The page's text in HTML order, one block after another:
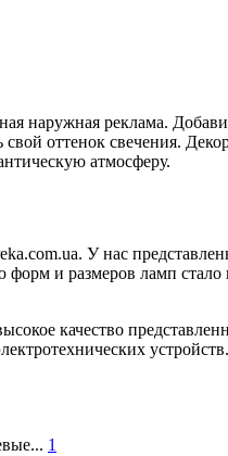
наружная реклама.
оттенок свечения.
атмосферу.
У нас
форм и размеров ламп
качество
1